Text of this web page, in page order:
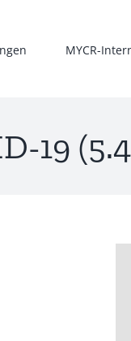
MYCR-
19